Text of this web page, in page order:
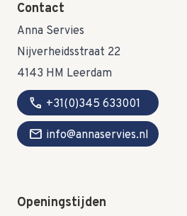
Contact
Anna Servies
Nijverheidsstraat 22
4143 HM Leerdam
call +31(0)345 633001
mail info@annaservies.nl
Openingstijden